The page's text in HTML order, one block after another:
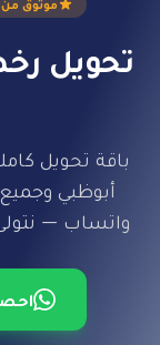
موثوق من 4.8/5 على جوجل · معتمدون من وزارة العدل
تحويل
باقة تحويل
أبوظبي
واتساب —